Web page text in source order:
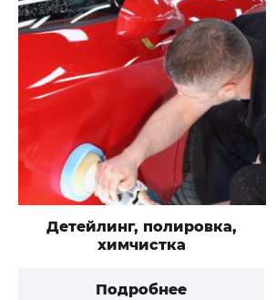
Детейлинг, полировка,
химчистка
Подробнее